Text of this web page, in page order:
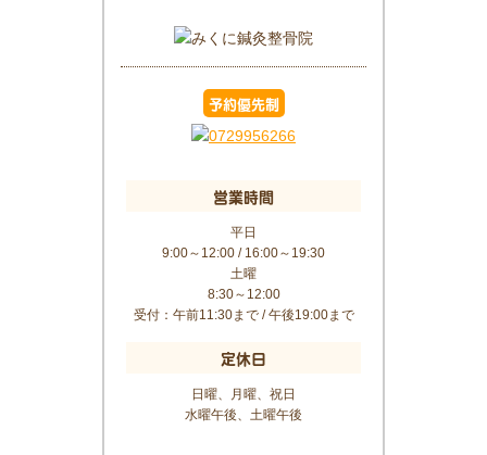
予約優先制
営業時間
平日
9:00～12:00 / 16:00～19:30
土曜
8:30～12:00
受付：午前11:30まで / 午後19:00まで
定休日
日曜、月曜、祝日
水曜午後、土曜午後